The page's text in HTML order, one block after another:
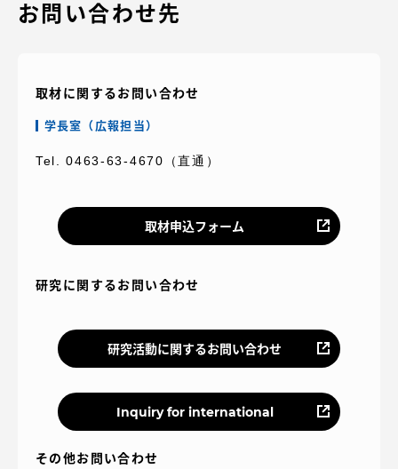
お問い合わせ先
取材に関するお問い合わせ
学長室（広報担当）
Tel. 0463-63-4670（直通）
取材申込フォーム
研究に関するお問い合わせ
研究活動に関するお問い合わせ
Inquiry for international
その他お問い合わせ